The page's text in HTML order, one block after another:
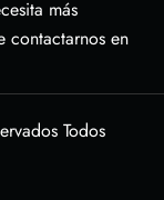
más
contactarnos en
Todos